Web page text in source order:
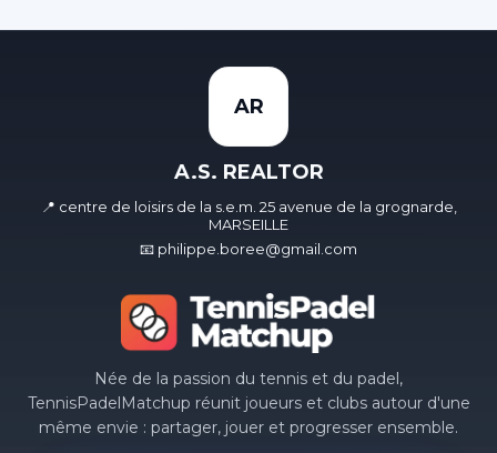
AR
A.S. REALTOR
📍 centre de loisirs de la s.e.m. 25 avenue de la grognarde,
MARSEILLE
📧 philippe.boree@gmail.com
Née de la passion du tennis et du padel,
TennisPadelMatchup réunit joueurs et clubs autour d'une
même envie : partager, jouer et progresser ensemble.